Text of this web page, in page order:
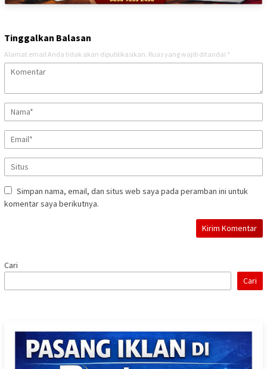
Tinggalkan Balasan
Alamat email Anda tidak akan dipublikasikan. Ruas yang wajib ditandai *
Simpan nama, email, dan situs web saya pada peramban ini untuk
komentar saya berikutnya.
Cari
Cari